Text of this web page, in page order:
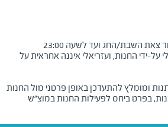
השבת/החג ועד לשעה 23:00
ידי החנות, ועזריאלי איננה אחראית על
ומומלץ להתעדכן באופן פרטני מול החנות
בפרט ביחס לפעילות החנות במוצ"ש